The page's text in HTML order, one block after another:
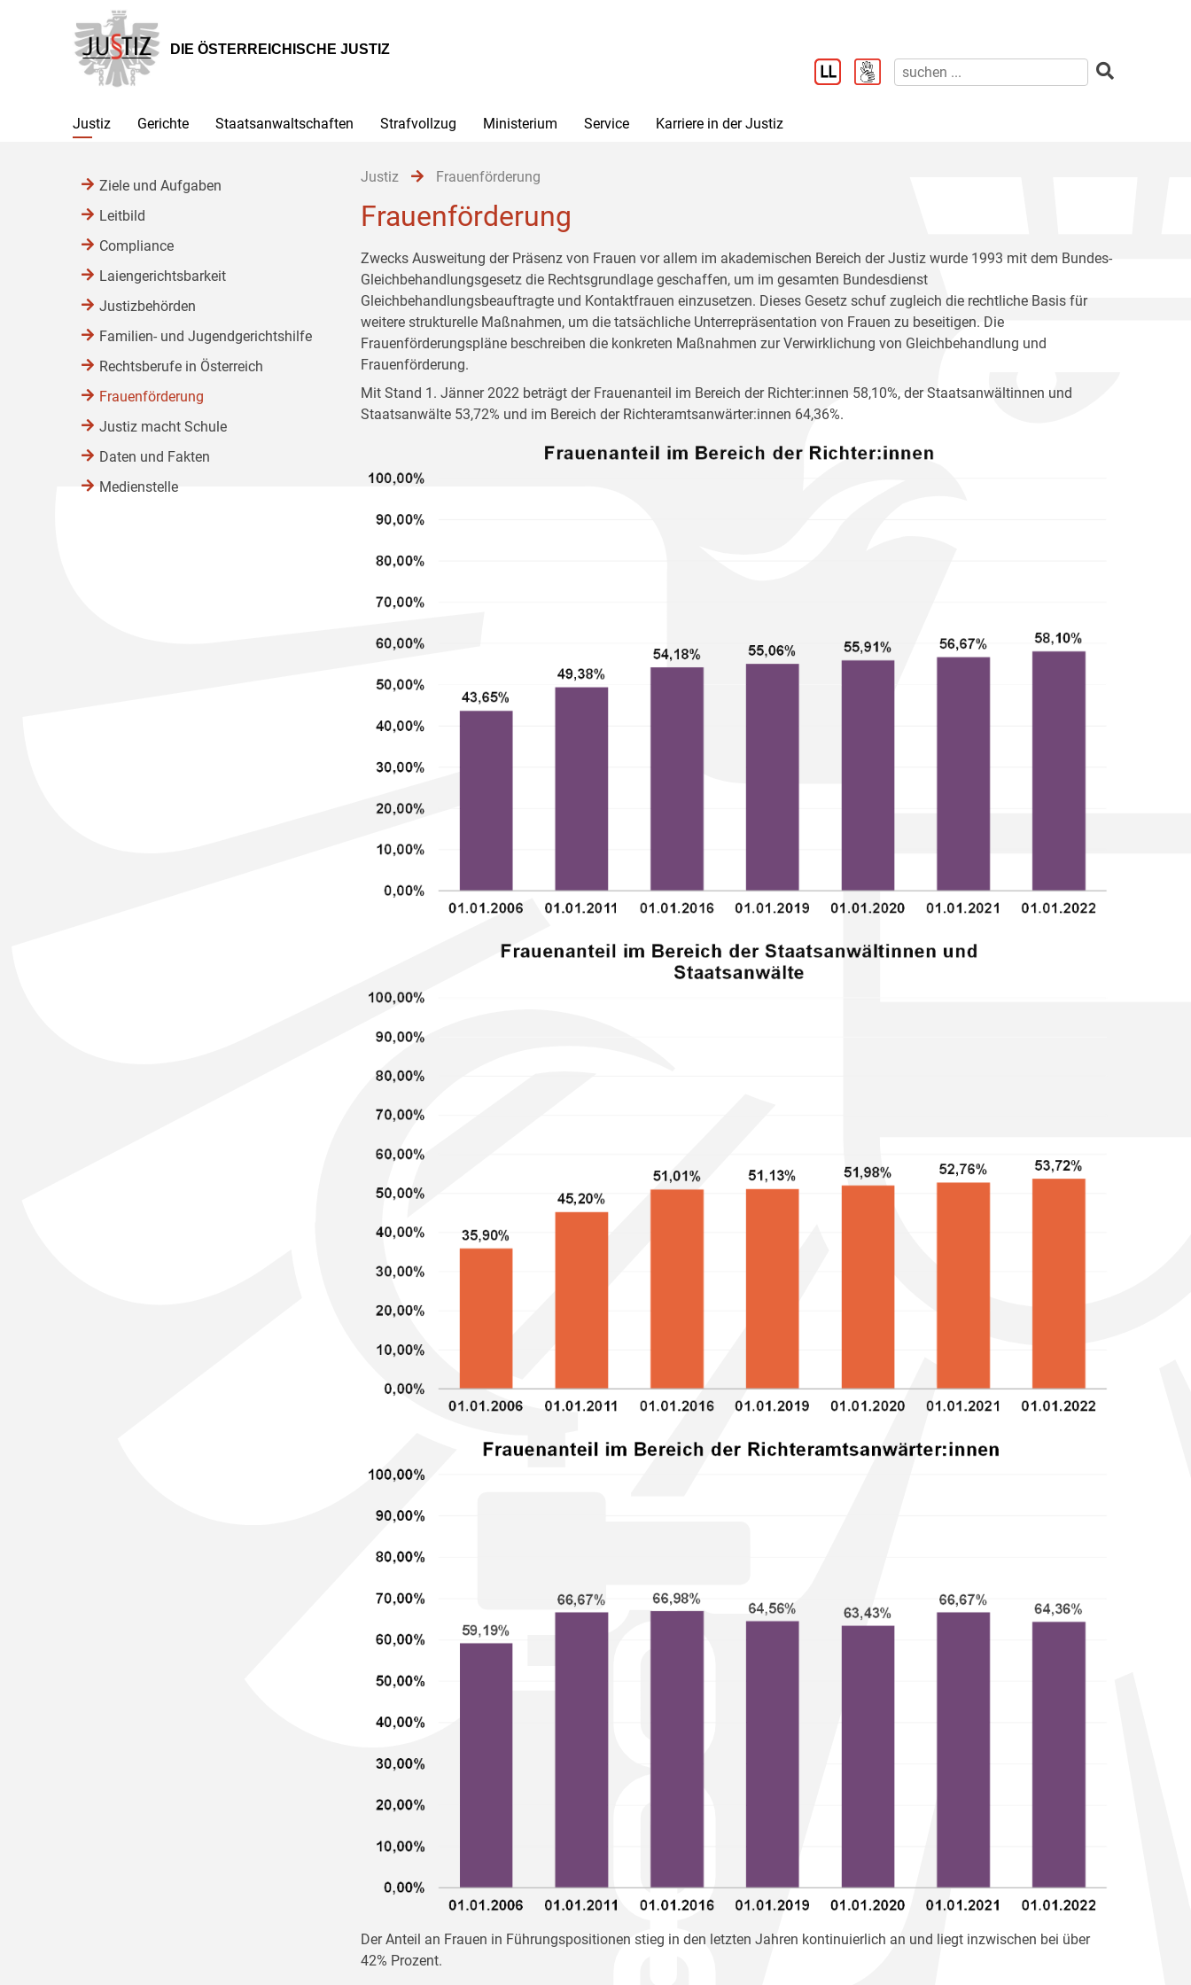
Hauptnavigation
[1]
Inhalt
[2]
Untermenü
[3]
DIE ÖSTERREICHISCHE JUSTIZ
Justiz Gerichte Staatsanwaltschaften Strafvollzug Ministerium Service Karriere in der Justiz
Justiz Frauenförderung
Frauenförderung
Zwecks Ausweitung der Präsenz von Frauen vor allem im akademischen Bereich der Justiz wurde 1993 mit dem Bundes-
Gleichbehandlungsgesetz die Rechtsgrundlage geschaffen, um im gesamten Bundesdienst
Gleichbehandlungsbeauftragte und Kontaktfrauen einzusetzen. Dieses Gesetz schuf zugleich die rechtliche Basis für
weitere strukturelle Maßnahmen, um die tatsächliche Unterrepräsentation von Frauen zu beseitigen. Die
Frauenförderungspläne beschreiben die konkreten Maßnahmen zur Verwirklichung von Gleichbehandlung und
Frauenförderung.
Mit Stand 1. Jänner 2022 beträgt der Frauenanteil im Bereich der Richter:innen 58,10%, der Staatsanwältinnen und
Staatsanwälte 53,72% und im Bereich der Richteramtsanwärter:innen 64,36%.
Der Anteil an Frauen in Führungspositionen stieg in den letzten Jahren kontinuierlich an und liegt inzwischen bei über
42% Prozent.
Ziele und Aufgaben
Leitbild
Compliance
Laiengerichtsbarkeit
Justizbehörden
Familien- und Jugendgerichtshilfe
Rechtsberufe in Österreich
Frauenförderung
Justiz macht Schule
Daten und Fakten
Medienstelle